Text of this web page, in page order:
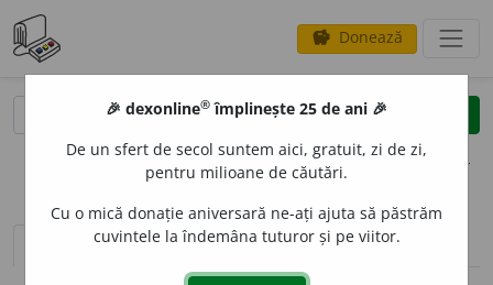
savings Donează
clear
opțiuni
definiții (1)
🎉 dexonline® împlinește 25 de ani 🎉
De un sfert de secol suntem aici, gratuit, zi de zi,
pentru milioane de căutări.
Cu o mică donație aniversară ne-ați ajuta să păstrăm
cuvintele la îndemâna tuturor și pe viitor.